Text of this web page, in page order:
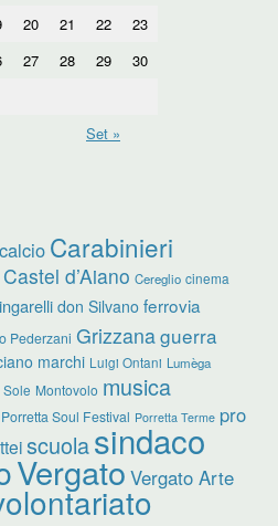
20 21 22
23
27 28 29
30
Set »
calcio Carabinieri
Castel d’Aiano Cereglio cinema
don Silvano ferrovia
Pederzani Grizzanaguerra
marchi Luigi Ontani Lumèga
Montovolo musica
Porretta Soul Festival Porretta Terme pro
scuolasindaco
Vergato Vergato Arte